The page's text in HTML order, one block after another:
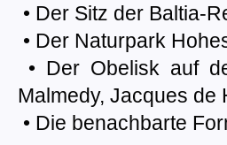
• Der Sitz der Baltia-
• Der Naturpark
• Der Obelisk auf
Malmedy, Jacques de
• Die benachbarte